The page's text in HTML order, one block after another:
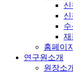
신
재
홈페이
연구원소개
원장소